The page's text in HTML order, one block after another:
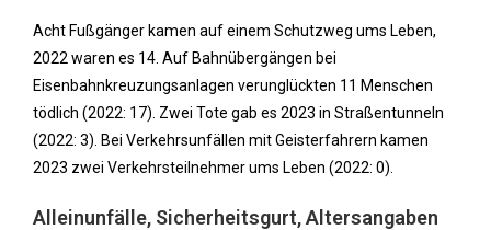
Acht Fußgänger kamen auf einem Schutzweg ums Leben,
2022 waren es 14. Auf Bahnübergängen bei
Eisenbahnkreuzungsanlagen verunglückten 11 Menschen
tödlich (2022: 17). Zwei Tote gab es 2023 in Straßentunneln
(2022: 3). Bei Verkehrsunfällen mit Geisterfahrern kamen
2023 zwei Verkehrsteilnehmer ums Leben (2022: 0).
Alleinunfälle, Sicherheitsgurt, Altersangaben